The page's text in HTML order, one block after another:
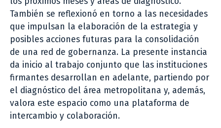
También se reflexionó en torno a las necesidades
que impulsan la elaboración de la estrategia y
posibles acciones futuras para la consolidación
de una red de gobernanza. La presente instancia
da inicio al trabajo conjunto que las instituciones
firmantes desarrollan en adelante, partiendo por
el diagnóstico del área metropolitana y, además,
valora este espacio como una plataforma de
intercambio y colaboración.